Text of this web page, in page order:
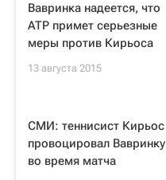
Вавринка надеется, что
ATP примет серьезные
меры против Кирьоса
13 августа 2015
СМИ: теннисист Кирьос
провоцировал Вавринку
во время матча